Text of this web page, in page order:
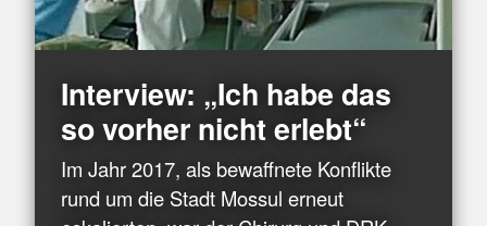
Interview: „Ich habe das
so vorher nicht erlebt“
Im Jahr 2017, als bewaffnete Konflikte
rund um die Stadt Mossul erneut